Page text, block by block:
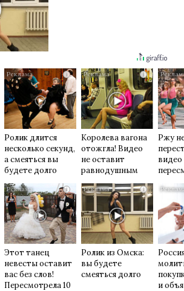
i
Ролик длится
несколько секунд,
а смеяться вы
будете долго
i
Королева вагона
отожгла! Видео
не оставит
равнодушным
Ржу
видео
i
Этот танец
невесты оставит
вас без слов!
Пересмотрела 10
i
Ролик из Омска:
вы будете
смеяться долго
и